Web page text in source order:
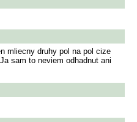
mliecny druhy pol na pol cize
sam to neviem odhadnut ani